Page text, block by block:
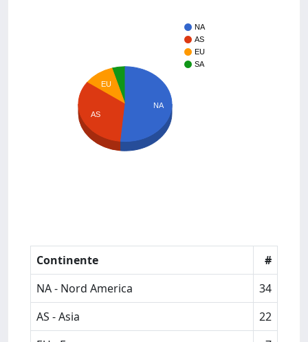
NA
AS
EU
SA
EU
AS
NA
Continente
#
NA - Nord America
34
AS - Asia
22